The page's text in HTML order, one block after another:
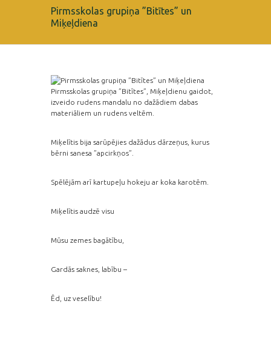
Pirmsskolas grupiņa ”Bitītes” un
Miķeļdiena
Pirmsskolas grupiņa ”Bitītes”, Miķeļdienu gaidot,
izveido rudens mandalu no dažādiem dabas
materiāliem un rudens veltēm.
Miķelītis bija sarūpējies dažādus dārzeņus, kurus
bērni sanesa ”apcirkņos”.
Spēlējām arī kartupeļu hokeju ar koka karotēm.
Miķelītis audzē visu
Mūsu zemes bagātību,
Gardās saknes, labību –
Ēd, uz veselību!